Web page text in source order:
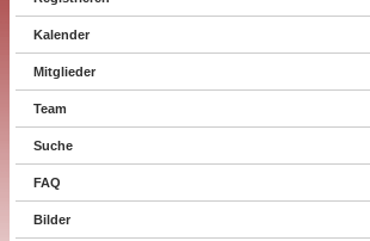
Kalender
Mitglieder
Team
Suche
FAQ
Bilder